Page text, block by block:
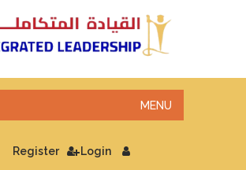
MENU
Login
Register